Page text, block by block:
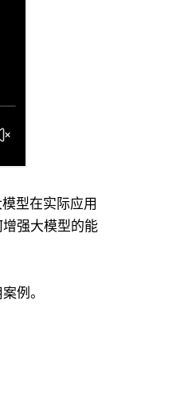
型在实际应用
强大模型的能
例。